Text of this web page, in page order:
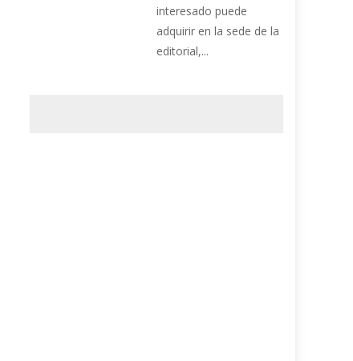
interesado puede
adquirir en la sede de la
editorial,...